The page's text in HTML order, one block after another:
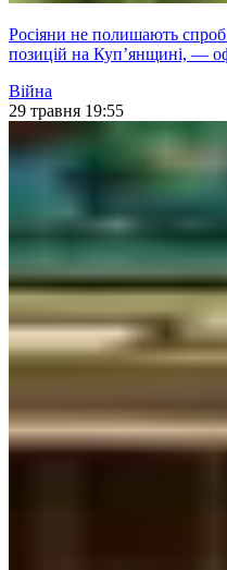
Росіяни не полишають
позицій на Куп’янщині, —
Війна
29 травня 19:55